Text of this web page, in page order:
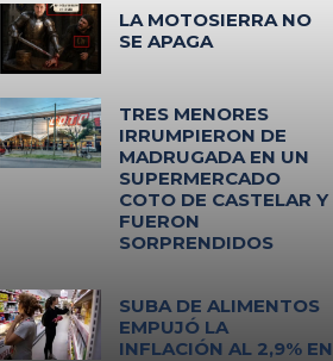
LA MOTOSIERRA NO
SE APAGA
TRES MENORES
IRRUMPIERON DE
MADRUGADA EN UN
SUPERMERCADO
COTO DE CASTELAR Y
FUERON
SORPRENDIDOS
SUBA DE ALIMENTOS
EMPUJÓ LA
INFLACIÓN AL 2,9% EN